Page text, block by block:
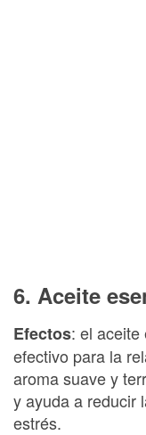
6. Aceite
Efectos: el aceite
efectivo para la
aroma suave y
y ayuda a reducir
estrés.